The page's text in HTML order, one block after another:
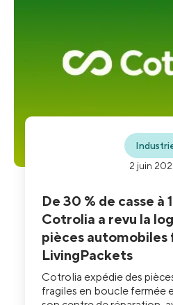
2 juin
De 30 % de casse à
Cotrolia a revu la
pièces automobiles
LivingPackets
Cotrolia expédie des
fragiles en boucle fermée